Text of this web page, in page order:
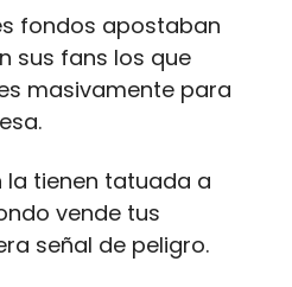
fondos apostaban
sus fans los que
masivamente para
la tienen tatuada a
vende tus
señal de peligro.